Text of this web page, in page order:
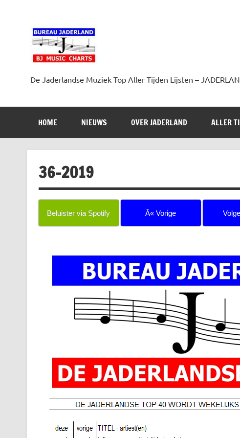
De Jaderlandse Muziek Top Aller Tijden Lijsten –
HOME NIEUWS OVER JADERLAND ALLER
36-2019
Beluister via Spotify Â« Vorige